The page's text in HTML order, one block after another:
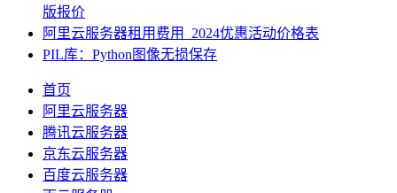
版报价
阿里云服务器租用费用_2024优惠活动价格表
PIL库：Python图像无损保存
首页
阿里云服务器
腾讯云服务器
京东云服务器
百度云服务器